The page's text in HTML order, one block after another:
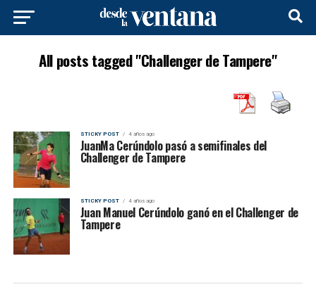
All posts tagged "Challenger de Tampere"
STICKY POST 4 años ago
JuanMa Cerúndolo pasó a semifinales del
Challenger de Tampere
STICKY POST 4 años ago
Juan Manuel Cerúndolo ganó en el Challenger de
Tampere